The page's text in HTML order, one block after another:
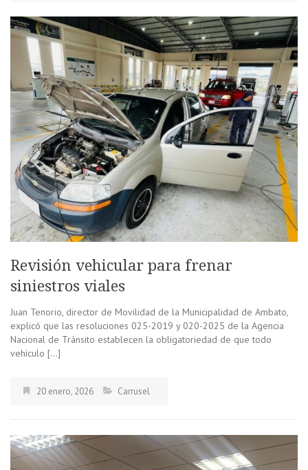
Revisión vehicular para frenar
siniestros viales
Juan Tenorio, director de Movilidad de la Municipalidad de Ambato,
explicó que las resoluciones 025-2019 y 020-2025 de la Agencia
Nacional de Tránsito establecen la obligatoriedad de que todo
vehículo […]
20 enero, 2026 Carrusel